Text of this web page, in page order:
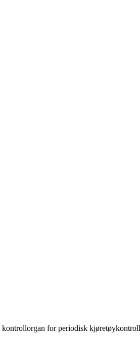
kontrollorgan for periodisk